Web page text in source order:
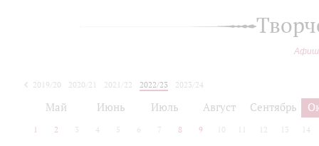
2019/20 2020/21 2021/22 2022/23
2023/24
Май Июнь Июль Август Сентябрь
1 2 3 4 5 6 7 8 9 10 12 13 14